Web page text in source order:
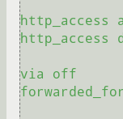
http_access
http_access
via off